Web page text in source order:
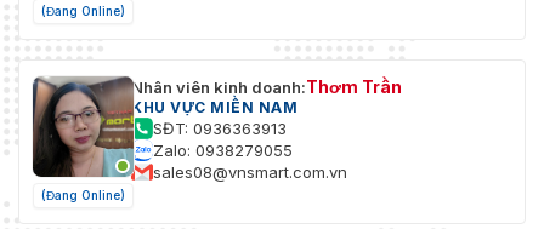
(Đang Online)
(Đang Online)
Nhân viên kinh doanh:Thơm Trần
KHU VỰC MIỀN NAM
SĐT: 0936363913
Zalo: 0938279055
sales08@vnsmart.com.vn